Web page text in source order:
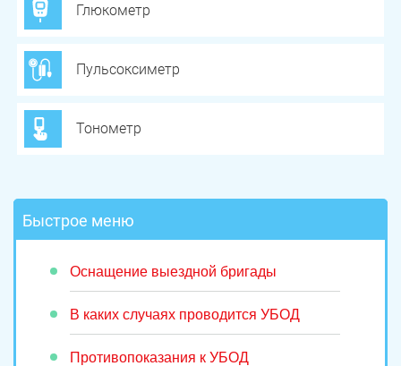
Глюкометр
Пульсоксиметр
Тонометр
Быстрое меню
Оснащение выездной бригады
В каких случаях проводится УБОД
Противопоказания к УБОД